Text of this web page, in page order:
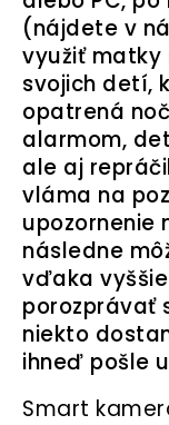
(nájdete v
využiť matky
svojich detí,
opatrená
alarmom,
ale aj
vláma na
upozornenie
následne
vďaka
porozprávať
niekto
ihneď pošle
Smart